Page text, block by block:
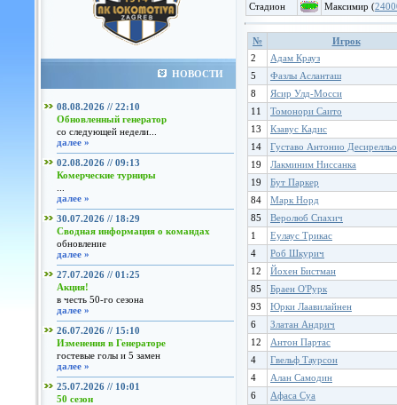
НОВОСТИ
08.08.2026 // 22:10
Обновленный генератор
со следующей недели...
далее »
02.08.2026 // 09:13
Комерческие турниры
далее »
30.07.2026 // 18:29
Сводная информация о командах
обновление
далее »
27.07.2026 // 01:25
Акция!
в честь 50-го сезона
далее »
26.07.2026 // 15:10
Изменения в Генераторе
гостевые голы и 5 замен
далее »
25.07.2026 // 10:01
50 сезон
Стадион
Максимир (
№
Игрок
2
Адам Крауз
5
Фазлы Асланташ
8
Ясир Улд-Мосси
11
Томонори Саито
13
Кзавус Кадис
14
Густаво Антонио Десирелльо
19
Лакминим Ниссанка
19
Бут Паркер
84
Марк Норд
85
Веролюб Спахич
1
Еулаус Трикас
4
Роб Шкурич
12
Йохен Бистман
85
Браен О'Рурк
93
Юрки Лаавилайнен
6
Златан Андрич
12
Антон Партас
4
Гвельф Таурсон
4
Алан Самодин
6
Афаса Суа